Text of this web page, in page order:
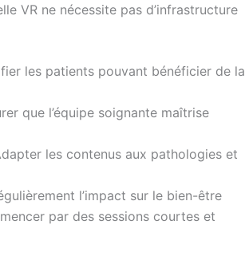
VR ne nécessite pas d’infrastructure
les patients pouvant bénéficier de la
que l’équipe soignante maîtrise
les contenus aux pathologies et
l’impact sur le bien-être
par des sessions courtes et